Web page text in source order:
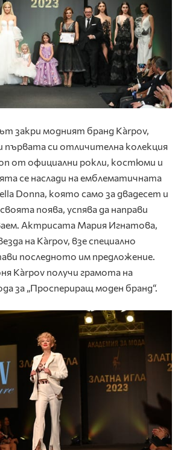
закри модният бранд Kа̀rpov,
си отличителна колекция
от официални рокли, костюми и
се наслади на емблематичната
Donna, която само за двадесет и
поява, успява да направи
Актрисата Мария Игнатова,
на Kа̀rpov, взе специално
последното им предложение.
Kа̀rpov получи грамота на
за „Проспериращ моден бранд“.